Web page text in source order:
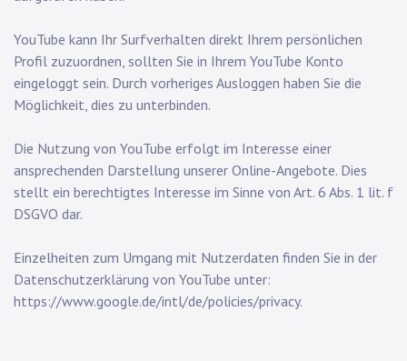
YouTube kann Ihr Surfverhalten direkt Ihrem persönlichen
Profil zuzuordnen, sollten Sie in Ihrem YouTube Konto
eingeloggt sein. Durch vorheriges Ausloggen haben Sie die
Möglichkeit, dies zu unterbinden.
Die Nutzung von YouTube erfolgt im Interesse einer
ansprechenden Darstellung unserer Online-Angebote. Dies
stellt ein berechtigtes Interesse im Sinne von Art. 6 Abs. 1 lit. f
DSGVO dar.
Einzelheiten zum Umgang mit Nutzerdaten finden Sie in der
Datenschutzerklärung von YouTube unter:
https://www.google.de/intl/de/policies/privacy.